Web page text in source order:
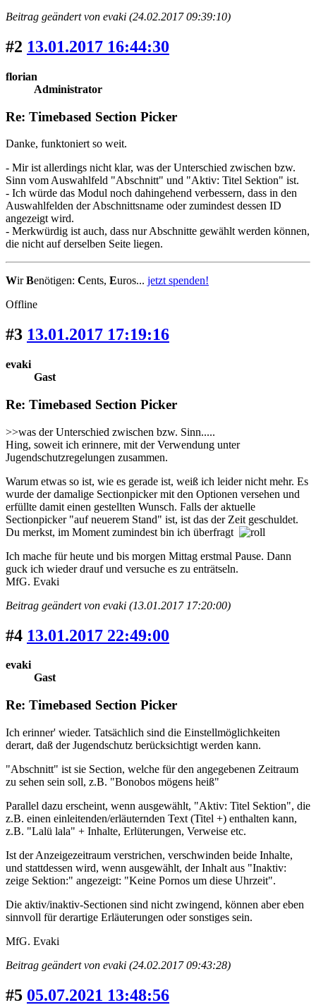
Beitrag geändert von evaki (24.02.2017 09:39:10)
#2 13.01.2017 16:44:30
florian
Administrator
Re: Timebased Section Picker
Danke, funktoniert so weit.
- Mir ist allerdings nicht klar, was der Unterschied zwischen bzw.
Sinn vom Auswahlfeld "Abschnitt" und "Aktiv: Titel Sektion" ist.
- Ich würde das Modul noch dahingehend verbessern, dass in den
Auswahlfelden der Abschnittsname oder zumindest dessen ID
angezeigt wird.
- Merkwürdig ist auch, dass nur Abschnitte gewählt werden können,
die nicht auf derselben Seite liegen.
WirBenötigen: Cents, Euros... jetzt spenden!
Offline
#3 13.01.2017 17:19:16
evaki
Gast
Re: Timebased Section Picker
>>was der Unterschied zwischen bzw. Sinn.....
Hing, soweit ich erinnere, mit der Verwendung unter
Jugendschutzregelungen zusammen.
Warum etwas so ist, wie es gerade ist, weiß ich leider nicht mehr. Es
wurde der damalige Sectionpicker mit den Optionen versehen und
erfüllte damit einen gestellten Wunsch. Falls der aktuelle
Sectionpicker "auf neuerem Stand" ist, ist das der Zeit geschuldet.
Du merkst, im Moment zumindest bin ich überfragt
Ich mache für heute und bis morgen Mittag erstmal Pause. Dann
guck ich wieder drauf und versuche es zu enträtseln.
MfG. Evaki
Beitrag geändert von evaki (13.01.2017 17:20:00)
#4 13.01.2017 22:49:00
evaki
Gast
Re: Timebased Section Picker
Ich erinner' wieder. Tatsächlich sind die Einstellmöglichkeiten
derart, daß der Jugendschutz berücksichtigt werden kann.
"Abschnitt" ist sie Section, welche für den angegebenen Zeitraum
zu sehen sein soll, z.B. "Bonobos mögens heiß"
Parallel dazu erscheint, wenn ausgewählt, "Aktiv: Titel Sektion", die
z.B. einen einleitenden/erläuternden Text (Titel +) enthalten kann,
z.B. "Lalü lala" + Inhalte, Erlüterungen, Verweise etc.
Ist der Anzeigezeitraum verstrichen, verschwinden beide Inhalte,
und stattdessen wird, wenn ausgewählt, der Inhalt aus "Inaktiv:
zeige Sektion:" angezeigt: "Keine Pornos um diese Uhrzeit".
Die aktiv/inaktiv-Sectionen sind nicht zwingend, können aber eben
sinnvoll für derartige Erläuterungen oder sonstiges sein.
MfG. Evaki
Beitrag geändert von evaki (24.02.2017 09:43:28)
#5 05.07.2021 13:48:56